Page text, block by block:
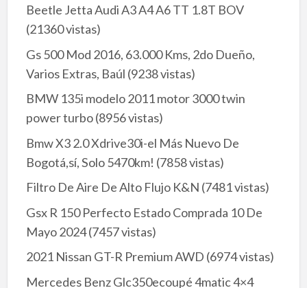
Beetle Jetta Audi A3 A4 A6 TT 1.8T BOV
(21360 vistas)
Gs 500 Mod 2016, 63.000 Kms, 2do Dueño,
Varios Extras, Baúl (9238 vistas)
BMW 135i modelo 2011 motor 3000 twin
power turbo(8956 vistas)
Bmw X3 2.0 Xdrive30i-el Más Nuevo De
Bogotá,sí, Solo 5470km! (7858 vistas)
Filtro De Aire De Alto Flujo K&N (7481 vistas)
Gsx R 150 Perfecto Estado Comprada 10 De
Mayo 2024(7457 vistas)
2021 Nissan GT-R Premium AWD (6974 vistas)
Mercedes Benz Glc350ecoupé 4matic 4×4